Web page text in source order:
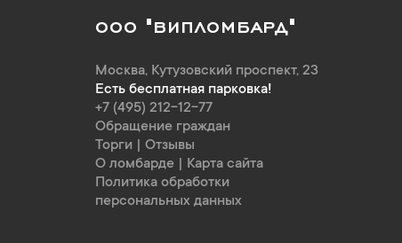
ООО "ВИПЛОМБАРД"
Москва, Кутузовский проспект, 23
Есть бесплатная парковка!
+7 (495) 212-12-77
Обращение граждан
Торги
Отзывы
О ломбарде
Карта сайта
Политика обработки
персональных данных